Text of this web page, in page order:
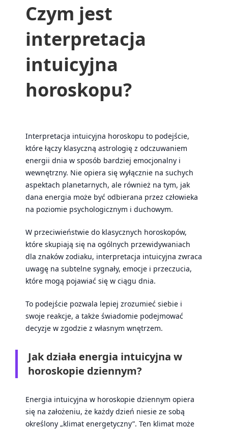
Czym jest
interpretacja
intuicyjna
horoskopu?
Interpretacja intuicyjna horoskopu to podejście,
które łączy klasyczną astrologię z odczuwaniem
energii dnia w sposób bardziej emocjonalny i
wewnętrzny. Nie opiera się wyłącznie na suchych
aspektach planetarnych, ale również na tym, jak
dana energia może być odbierana przez człowieka
na poziomie psychologicznym i duchowym.
W przeciwieństwie do klasycznych horoskopów,
które skupiają się na ogólnych przewidywaniach
dla znaków zodiaku, interpretacja intuicyjna zwraca
uwagę na subtelne sygnały, emocje i przeczucia,
które mogą pojawiać się w ciągu dnia.
To podejście pozwala lepiej zrozumieć siebie i
swoje reakcje, a także świadomie podejmować
decyzje w zgodzie z własnym wnętrzem.
Jak działa energia intuicyjna w
horoskopie dziennym?
Energia intuicyjna w horoskopie dziennym opiera
się na założeniu, że każdy dzień niesie ze sobą
określony „klimat energetyczny”. Ten klimat może